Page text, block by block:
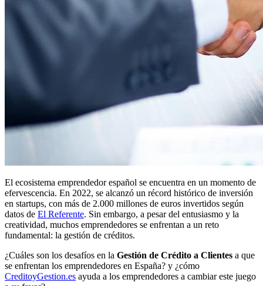
El ecosistema emprendedor español se encuentra en un momento de
efervescencia. En 2022, se alcanzó un récord histórico de inversión
en startups, con más de 2.000 millones de euros invertidos según
datos de El Referente. Sin embargo, a pesar del entusiasmo y la
creatividad, muchos emprendedores se enfrentan a un reto
fundamental: la gestión de créditos.
¿Cuáles son los desafíos en la Gestión de Crédito a Clientes a que
se enfrentan los emprendedores en España? y ¿cómo
CreditoyGestion.es ayuda a los emprendedores a cambiar este juego